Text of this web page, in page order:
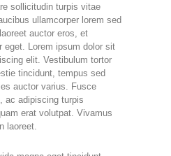
sollicitudin turpis vitae
ullamcorper lorem sed
auctor eros, et
eget. Lorem ipsum dolor sit
elit. Vestibulum tortor
tincidunt, tempus sed
auctor varius. Fusce
ac adipiscing turpis
erat volutpat. Vivamus
laoreet.